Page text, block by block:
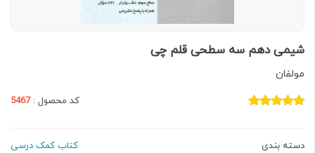
شیمی دهم سه سطحی قلم چی
مولفان
کد محصول :5467
دسته بندی کتاب کمک درسی